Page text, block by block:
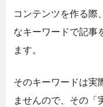
コンテンツを作る際
なキーワードで記事
ます。
そのキーワードは実
ませんので、その「